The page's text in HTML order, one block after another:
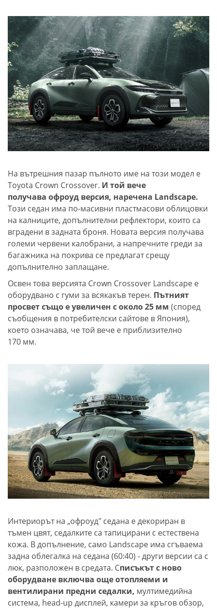
На вътрешния пазар пълното име на този модел е
Toyota Crown Crossover. И той вече
получава офроуд версия, наречена Landscape.
Този седан има по-масивни пластмасови облицовки
на калниците, допълнителни рефлектори, които са
вградени в задната броня. Новата версия получава
големи червени калобрани, а напречните греди за
багажника на покрива се предлагат срещу
допълнително заплащане.
Освен това версията Crown Crossover Landscape е
оборудвано с гуми за всякакъв терен. Пътният
просвет също е увеличен с около 25 мм (според
съобщения в потребителски сайтове в Япония),
което означава, че той вече е приблизително
170 мм.
Интериорът на „офроуд" седана е декориран в
тъмен цвят, седалките са тапицирани с естествена
кожа. В допълнение, само Landscape има сгъваема
задна облегалка на седана (60:40) - други версии са с
люк, разположен в средата. Списъкът с ново
оборудване включва още отопляеми и
вентилирани предни седалки, мултимедийна
система, head-up дисплей, камери за кръгов обзор,